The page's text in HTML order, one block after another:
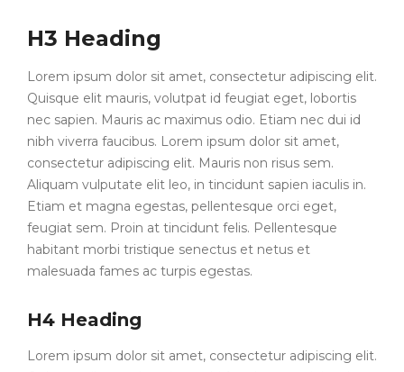
H3 Heading
Lorem ipsum dolor sit amet, consectetur adipiscing elit.
Quisque elit mauris, volutpat id feugiat eget, lobortis
nec sapien. Mauris ac maximus odio. Etiam nec dui id
nibh viverra faucibus. Lorem ipsum dolor sit amet,
consectetur adipiscing elit. Mauris non risus sem.
Aliquam vulputate elit leo, in tincidunt sapien iaculis in.
Etiam et magna egestas, pellentesque orci eget,
feugiat sem. Proin at tincidunt felis. Pellentesque
habitant morbi tristique senectus et netus et
malesuada fames ac turpis egestas.
H4 Heading
Lorem ipsum dolor sit amet, consectetur adipiscing elit.